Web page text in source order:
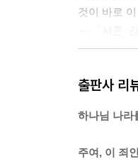
것이 바로
적으로 다
퐁티의 설
--- 「1장 에
출판사 리
하나님 나라
주여, 이 죄